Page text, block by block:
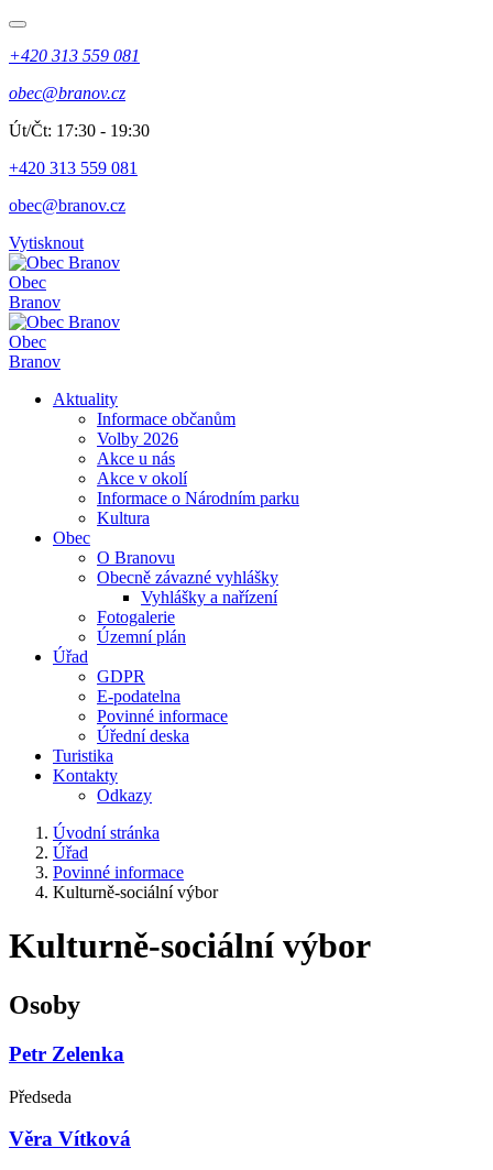
+420 313 559 081
obec@branov.cz
Út/Čt: 17:30 - 19:30
+420 313 559 081
obec@branov.cz
Vytisknout
Obec
Branov
Obec
Branov
Aktuality
Informace občanům
Volby 2026
Akce u nás
Akce v okolí
Informace o Národním parku
Kultura
Obec
O Branovu
Obecně závazné vyhlášky
Vyhlášky a nařízení
Fotogalerie
Územní plán
Úřad
GDPR
E-podatelna
Povinné informace
Úřední deska
Turistika
Kontakty
Odkazy
Úvodní stránka
Úřad
Povinné informace
Kulturně-sociální výbor
Kulturně-sociální výbor
Osoby
Petr Zelenka
Předseda
Věra Vítková